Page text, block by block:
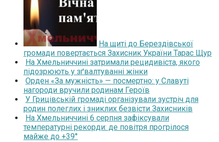
На щиті до Берездівської
громади повертається Захисник України Тарас Щур
На Хмельниччині затримали рецидивіста, якого
підозрюють у зґвалтуванні жінки
Орден «За мужність» — посмертно: у Славуті
нагороди вручили родинам Героїв
У Грицівській громаді організували зустріч для
родин полеглих і зниклих безвісти Захисників
На Хмельниччині 6 серпня зафіксували
температурні рекорди: де повітря прогрілося
майже до +39°